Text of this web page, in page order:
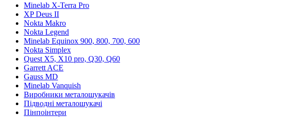
Minelab X-Terra Pro
XP Deus II
Nokta Makro
Nokta Legend
Minelab Equinox 900, 800, 700, 600
Nokta Simplex
Quest X5, X10 pro, Q30, Q60
Garrett ACE
Gauss MD
Minelab Vanquish
Виробники металошукачів
Підводні металошукачі
Пінпоінтери